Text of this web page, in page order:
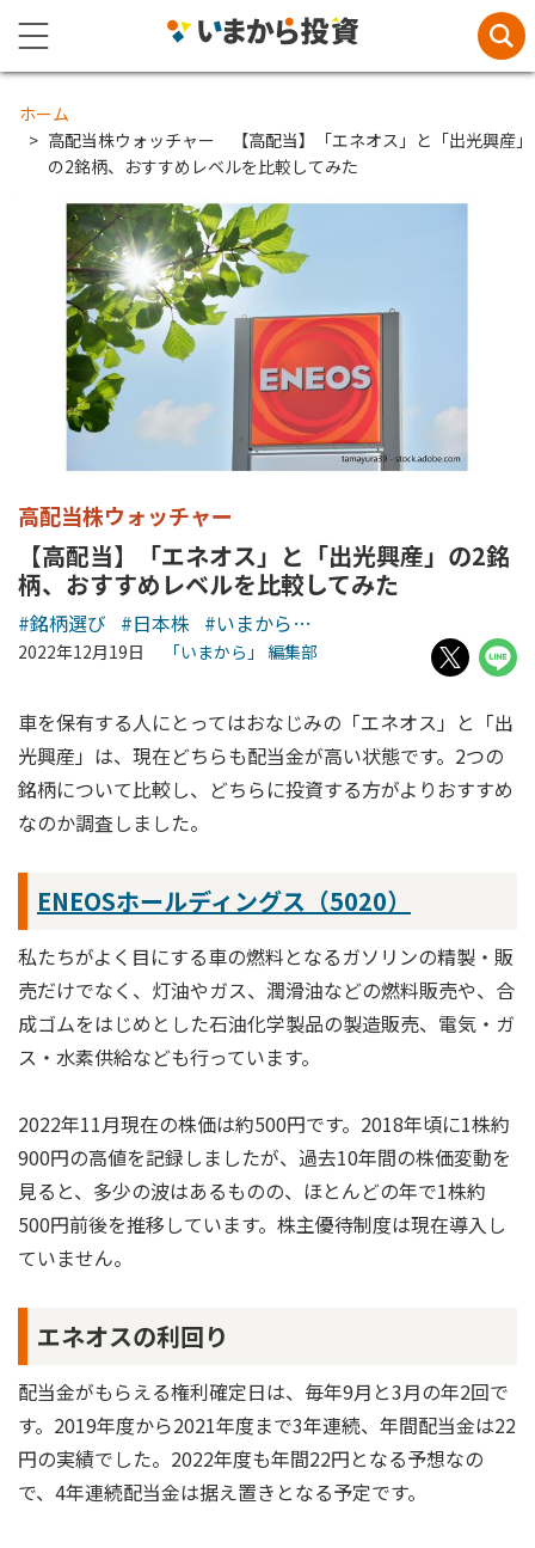
ホーム
高配当株ウォッチャー 【高配当】「エネオス」と「出光興産」
の2銘柄、おすすめレベルを比較してみた
高配当株ウォッチャー
【高配当】「エネオス」と「出光興産」の2銘
柄、おすすめレベルを比較してみた
#銘柄選び #日本株 #いまから…
2022年12月19日 「いまから」 編集部
車を保有する人にとってはおなじみの「エネオス」と「出
光興産」は、現在どちらも配当金が高い状態です。2つの
銘柄について比較し、どちらに投資する方がよりおすすめ
なのか調査しました。
ENEOSホールディングス（5020）
私たちがよく目にする車の燃料となるガソリンの精製・販
売だけでなく、灯油やガス、潤滑油などの燃料販売や、合
成ゴムをはじめとした石油化学製品の製造販売、電気・ガ
ス・水素供給なども行っています。
2022年11月現在の株価は約500円です。2018年頃に1株約
900円の高値を記録しましたが、過去10年間の株価変動を
見ると、多少の波はあるものの、ほとんどの年で1株約
500円前後を推移しています。株主優待制度は現在導入し
ていません。
エネオスの利回り
配当金がもらえる権利確定日は、毎年9月と3月の年2回で
す。2019年度から2021年度まで3年連続、年間配当金は22
円の実績でした。2022年度も年間22円となる予想なの
で、4年連続配当金は据え置きとなる予定です。